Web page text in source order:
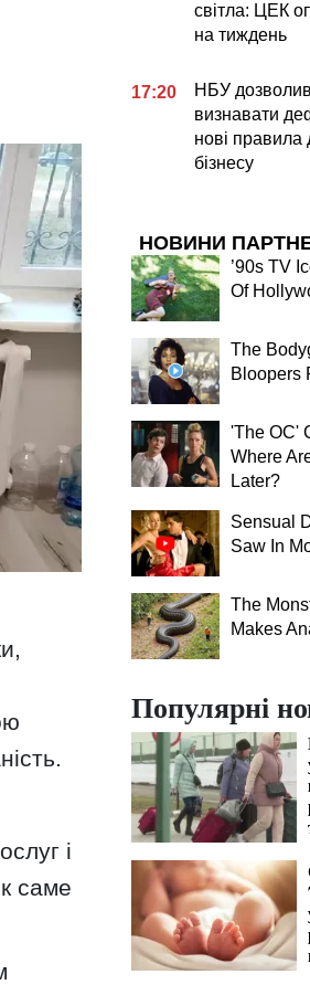
і
саме
світла: ЦЕК
на тиждень
17:20
НБУ
визнавати
нові правила
бізнесу
НОВИНИ
’90s TV
Of
The
Bloopers
'The OC'
Where
Later?
Sensual
Saw In
The
Makes
Популярні